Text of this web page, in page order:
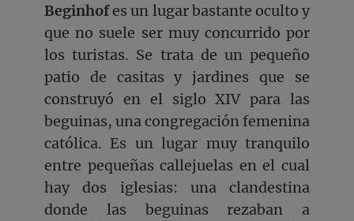
Beginhofes un lugar bastante oculto y
que no suele ser muy concurrido por
los turistas. Se trata de un pequeño
patio de casitas y jardines que se
construyó en el siglo XIV para las
beguinas, una congregación femenina
católica. Es un lugar muy tranquilo
entre pequeñas callejuelas en el cual
hay dos iglesias: una clandestina
donde las beguinas rezaban a